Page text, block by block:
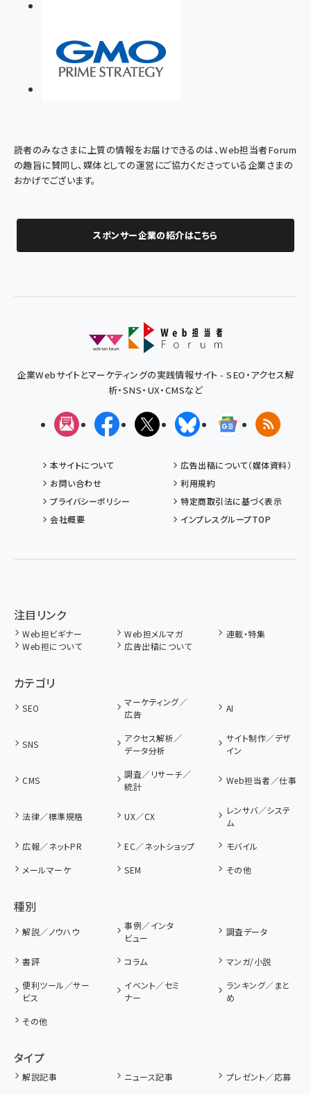
読者のみなさまに上質の情報をお届けできるのは、Web担当者Forum
の趣旨に賛同し、媒体としての運営にご協力くださっている企業さまの
おかげでございます。
スポンサー企業の紹介はこちら
企業Webサイトとマーケティングの実践情報サイト - SEO・アクセス解
析・SNS・UX・CMSなど
メルマガFacebookX(エックス)BlueskyGoogleニュ
RSS
本サイトについて
広告出稿について（媒体資料）
お問い合わせ
利用規約
プライバシーポリシー
特定商取引法に基づく表示
会社概要
インプレスグループTOP
注目リンク
Web担ビギナー Web担メルマガ
連載・特集
Web担について
広告出稿について
カテゴリ
SEO
マーケティング／
広告
AI
SNS
アクセス解析／
データ分析
サイト制作／デザ
イン
CMS
調査／リサーチ／
統計
Web担当者／仕事
法律／標準規格 UX／CX
レンサバ／システ
ム
広報／ネットPR
EC／ネットショップ
モバイル
メールマーケ
SEM その他
種別
解説／ノウハウ
事例／インタ
ビュー
調査データ
書評 コラム
マンガ/小説
便利ツール／サー
ビス
イベント／セミ
ナー
ランキング／まと
め
その他
タイプ
解説記事 ニュース記事
プレゼント／応募